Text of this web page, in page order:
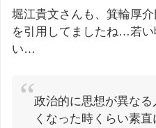
堀江貴文さんも、箕輪厚
を引用してましたね…若
い…
政治的に思想が異な
くなった時くらい素